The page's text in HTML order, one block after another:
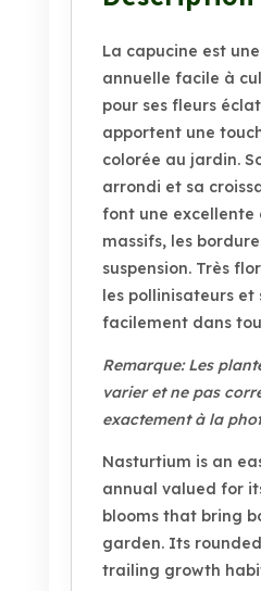
La capucine est
annuelle facile à
pour ses fleurs
apportent une
colorée au jardin.
arrondi et sa
font une excellente
massifs, les
suspension. Très
les pollinisateurs et
facilement dans
Remarque: Les
varier et ne pas
exactement à la
Nasturtium is an
annual valued for
blooms that bring
garden. Its
trailing growth